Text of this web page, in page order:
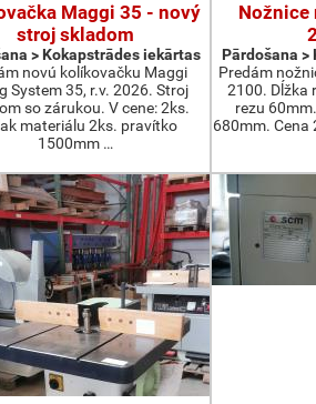
Maggi 35 - nový
stroj skladom
> Kokapstrādes iekārtas
novú kolíkovačku Maggi
System 35, r.v. 2026. Stroj
so zárukou. V cene: 2ks.
materiálu 2ks. pravítko
1500mm …
Nožnice
Pārdošana
Predám
2100. Dĺžka
rezu
680mm. Cena